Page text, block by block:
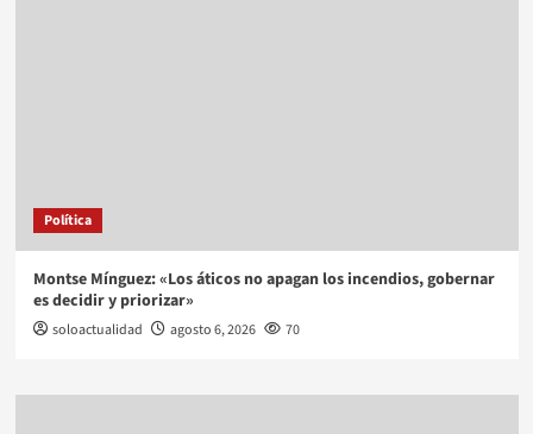
Política
Montse Mínguez: «Los áticos no apagan los incendios, gobernar
es decidir y priorizar»
soloactualidad agosto 6, 2026 70